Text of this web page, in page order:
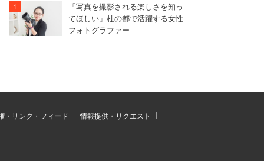
「写真を撮影される楽しさを知っ
てほしい」杜の都で活躍する女性
フォトグラファー
・リンク・フィード 情報提供・リクエスト